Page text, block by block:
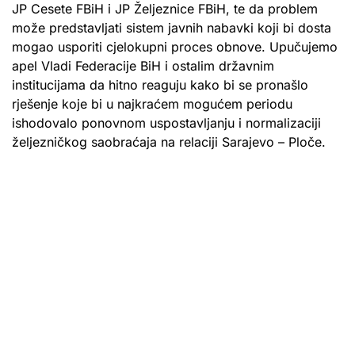
JP Cesete FBiH i JP Željeznice FBiH, te da problem
može predstavljati sistem javnih nabavki koji bi dosta
mogao usporiti cjelokupni proces obnove. Upučujemo
apel Vladi Federacije BiH i ostalim državnim
institucijama da hitno reaguju kako bi se pronašlo
rješenje koje bi u najkraćem mogućem periodu
ishodovalo ponovnom uspostavljanju i normalizaciji
željezničkog saobraćaja na relaciji Sarajevo – Ploče.